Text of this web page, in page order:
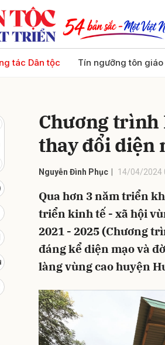
tác Dân tộc Tín ngưỡng tôn giáo
Chương trình
thay đổi diện
Nguyễn Đình Phục 14/04/2024
Qua hơn 3 năm triển
triển kinh tế - xã hội
2021 - 2025 (Chương
đáng kể diện mạo và
làng vùng cao huyện